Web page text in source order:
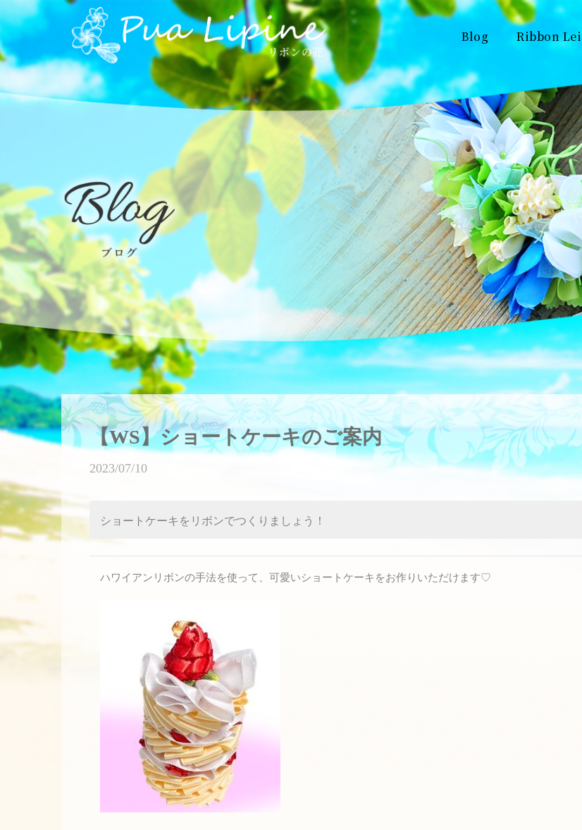
Blog Ribbon Lei
【WS】ショートケーキのご案内
2023/07/10
ショートケーキをリボンでつくりましょう！
ハワイアンリボンの手法を使って、可愛いショートケーキをお作りいただけます♡